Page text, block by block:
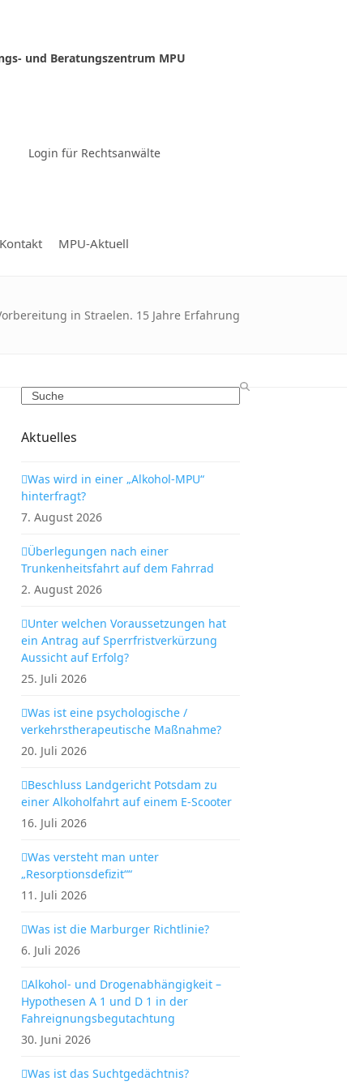
und Beratungszentrum MPU
Login für Rechtsanwälte
MPU-Aktuell
in Straelen. 15 Jahre Erfahrung
Search
Aktuelles
Was wird in einer „Alkohol-MPU“
hinterfragt?
7. August 2026
Überlegungen nach einer
Trunkenheitsfahrt auf dem Fahrrad
2. August 2026
Unter welchen Voraussetzungen hat
ein Antrag auf Sperrfristverkürzung
Aussicht auf Erfolg?
25. Juli 2026
Was ist eine psychologische /
verkehrstherapeutische Maßnahme?
20. Juli 2026
Beschluss Landgericht Potsdam zu
einer Alkoholfahrt auf einem E-Scooter
16. Juli 2026
Was versteht man unter
„Resorptionsdefizit““
11. Juli 2026
Was ist die Marburger Richtlinie?
6. Juli 2026
Alkohol- und Drogenabhängigkeit –
Hypothesen A 1 und D 1 in der
Fahreignungsbegutachtung
30. Juni 2026
Was ist das Suchtgedächtnis?